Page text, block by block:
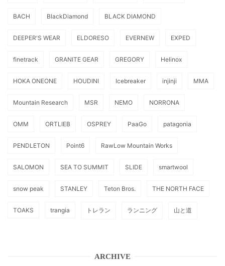
BACH BlackDiamond BLACK DIAMOND
DEEPER'S WEAR ELDORESO EVERNEW EXPED
finetrack GRANITE GEAR GREGORY Helinox
HOKA ONEONE HOUDINI Icebreaker injinji MMA
Mountain Research MSR NEMO NORRONA
OMM ORTLIEB OSPREY PaaGo patagonia
PENDLETON Point6 RawLow Mountain Works
SALOMON SEA TO SUMMIT SLIDE smartwool
snow peak STANLEY Teton Bros. THE NORTH FACE
TOAKS trangia トレラン ランニング 山と道
ARCHIVE